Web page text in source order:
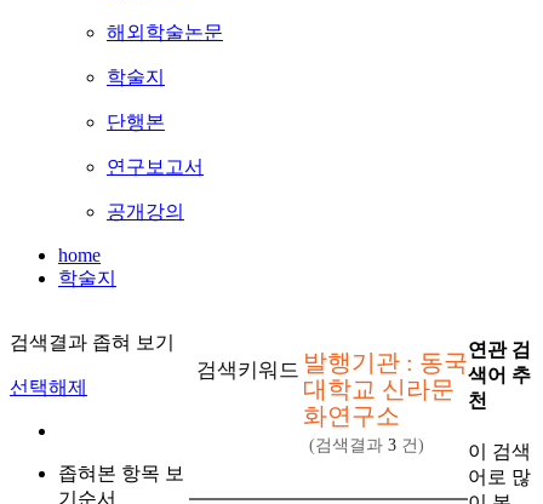
해외학술논문
학술지
단행본
연구보고서
공개강의
home
학술지
검색결과 좁혀 보기
선택해제
좁혀본 항목 보
기순서
검색키워드 발행기관 : 동국
대학교 신라문
화연구소
(검색결과 3 건)
연관 검
색어 추
천
이 검색
어로 많